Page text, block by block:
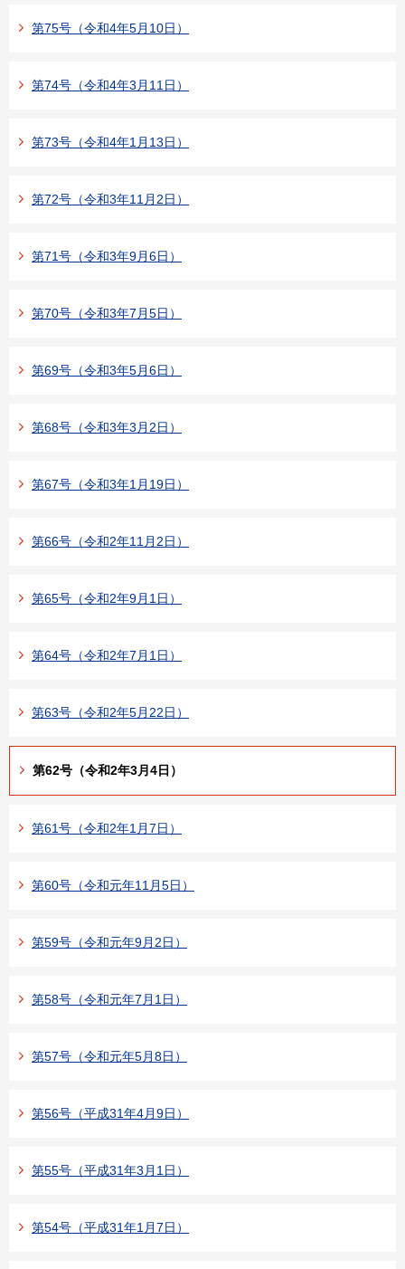
第75号（令和4年5月10日）
第74号（令和4年3月11日）
第73号（令和4年1月13日）
第72号（令和3年11月2日）
第71号（令和3年9月6日）
第70号（令和3年7月5日）
第69号（令和3年5月6日）
第68号（令和3年3月2日）
第67号（令和3年1月19日）
第66号（令和2年11月2日）
第65号（令和2年9月1日）
第64号（令和2年7月1日）
第63号（令和2年5月22日）
第62号（令和2年3月4日）
第61号（令和2年1月7日）
第60号（令和元年11月5日）
第59号（令和元年9月2日）
第58号（令和元年7月1日）
第57号（令和元年5月8日）
第56号（平成31年4月9日）
第55号（平成31年3月1日）
第54号（平成31年1月7日）